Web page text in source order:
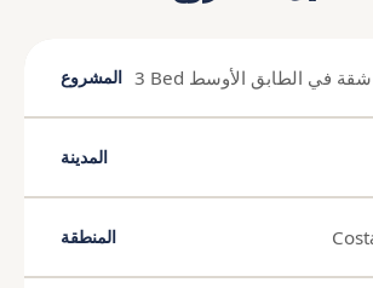
المشروع
المدينة
المنطقة